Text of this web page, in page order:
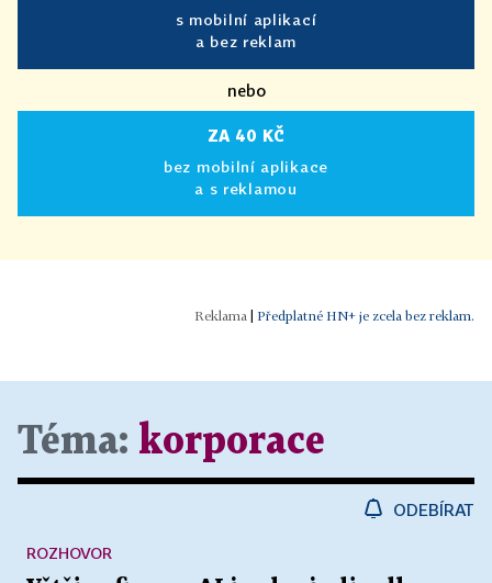
s mobilní aplikací
a bez reklam
nebo
ZA 40 KČ
bez mobilní aplikace
a s reklamou
Předplatné HN+ je zcela bez reklam.
Téma: korporace
ODEBÍRAT
ROZHOVOR